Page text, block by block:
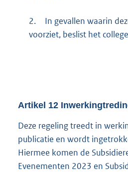
2.
In gevallen waarin
voorziet, beslist het
Artikel 12
Deze regeling treedt in
publicatie en wordt
Hiermee komen de
Evenementen 2023 en